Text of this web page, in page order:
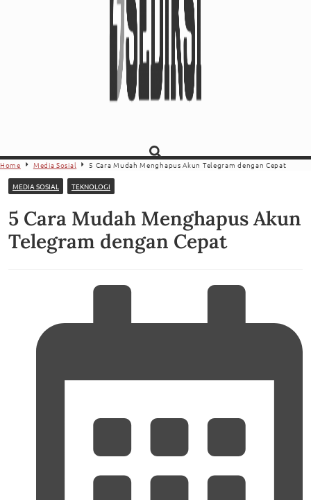
Home Media Sosial 5 Cara Mudah Menghapus Akun Telegram dengan Cepat
MEDIA SOSIAL TEKNOLOGI
5 Cara Mudah Menghapus Akun
Telegram dengan Cepat